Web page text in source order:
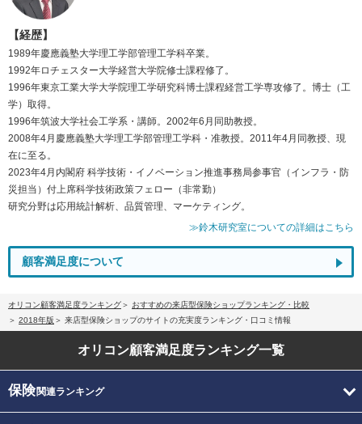
【経歴】
1989年慶應義塾大学理工学部管理工学科卒業。
1992年ロチェスター大学経営大学院修士課程修了。
1996年東京工業大学大学院理工学研究科博士課程経営工学専攻修了。博士（工
学）取得。
1996年筑波大学社会工学系・講師。2002年6月同助教授。
2008年4月慶應義塾大学理工学部管理工学科・准教授。2011年4月同教授、現
在に至る。
2023年4月内閣府 科学技術・イノベーション推進事務局参事官（インフラ・防
災担当）付上席科学技術政策フェロー（非常勤）
研究分野は応用統計解析、品質管理、マーケティング。
≫鈴木研究室についての詳細はこちら
顧客満足度について
オリコン顧客満足度ランキング
おすすめの来店型保険ショップランキング・比較
2018年版
来店型保険ショップのサイトの充実度ランキング・口コミ情報
オリコン顧客満足度ランキング一覧
保険関連ランキング